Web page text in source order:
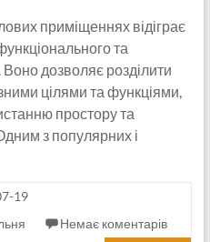
приміщеннях відіграє
та
дозволяє розділити
цілями та функціями,
простору та
з популярних і
19
Немає коментарів